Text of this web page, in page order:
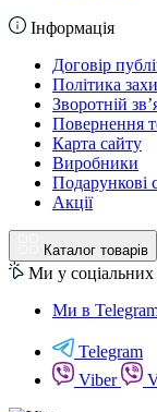
Інформація
Договір
Політика
Зворотній
Повернення
Карта сайту
Виробники
Подарункові
Акції
Каталог товарів
Ми у
Ми в
Telegram
Viber